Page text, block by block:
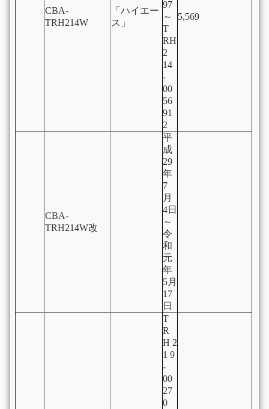
CBA-
TRH214W
「ハイエー
ス」
97
～
T
RH
2
14
-
00
56
91
2
5,569
CBA-
TRH214W改
平
成
29
年
7
月
4日
～
令
和
元
年
5月
17
日
T
R
H 2
1 9
-
00
27
0